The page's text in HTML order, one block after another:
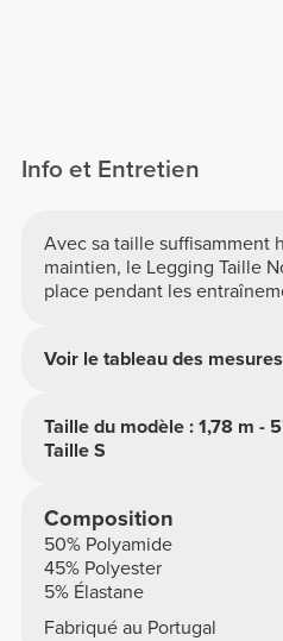
Info et Entretien
Avec sa taille suffisamment
maintien, le Legging Taille
place pendant les
Voir le tableau des
Taille du modèle : 1,78 m -
Taille S
Composition
50% Polyamide
45% Polyester
5% Élastane
Fabriqué au Portugal